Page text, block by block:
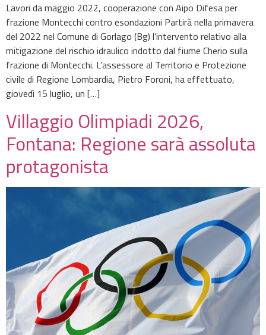
Lavori da maggio 2022, cooperazione con Aipo Difesa per
frazione Montecchi contro esondazioni Partirà nella primavera
del 2022 nel Comune di Gorlago (Bg) l’intervento relativo alla
mitigazione del rischio idraulico indotto dal fiume Cherio sulla
frazione di Montecchi. L’assessore al Territorio e Protezione
civile di Regione Lombardia, Pietro Foroni, ha effettuato,
giovedì 15 luglio, un […]
Villaggio Olimpiadi 2026,
Fontana: Regione sarà assoluta
protagonista